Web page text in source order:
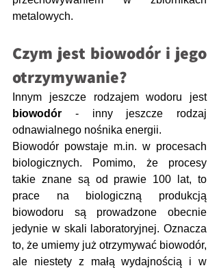
metalowych.
Czym jest biowodór i jego
otrzymywanie?
Innym jeszcze rodzajem wodoru jest
biowodór
- inny jeszcze rodzaj
odnawialnego nośnika energii.
Biowodór powstaje m.in. w procesach
biologicznych. Pomimo, że procesy
takie znane są od prawie 100 lat, to
prace na biologiczną produkcją
biowodoru są prowadzone obecnie
jedynie w skali laboratoryjnej. Oznacza
to, że umiemy już otrzymywać biowodór,
ale niestety z małą wydajnością i w